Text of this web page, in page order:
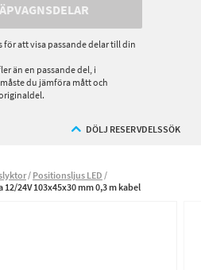
för att visa passande delar till din
än en passande del, i
du jämföra mått och
DÖLJ RESERVDELSSÖK
Positionsljus LED
24V 103x45x30 mm 0,3 m kabel